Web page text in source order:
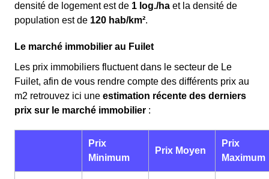
densité de logement est de 1 log./ha et la densité de
population est de 120 hab/km².
Le marché immobilier au Fuilet
Les prix immobiliers fluctuent dans le secteur de Le
Fuilet, afin de vous rendre compte des différents prix au
m2 retrouvez ici une estimation récente des derniers
prix sur le marché immobilier :
Prix
Minimum
Prix Moyen
Prix
Maximum